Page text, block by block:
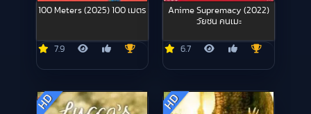
100 Meters (2025) 100 เมตร
7.9
Anime Supremacy (2022)
วัยชน คนเมะ
6.7
HD HD